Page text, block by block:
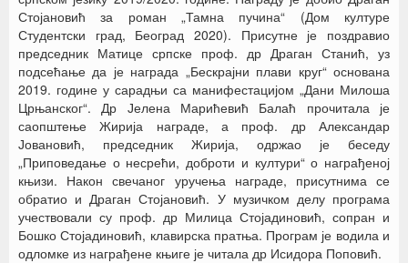
Стојановић за роман „Тамна пучина“ (Дом културе
Студентски град, Београд 2020). Присутне је поздравио
председник Матице српске проф. др Драган Станић, уз
подсећање да је награда „Бескрајни плави круг“ основана
2019. године у сарадњи са манифестацијом „Дани Милоша
Црњанског“. Др Јелена Марићевић Балаћ прочитала је
саопштење Жирија награде, а проф. др Александар
Јовановић, председник Жирија, одржао је беседу
„Приповедање о несрећи, доброти и култури“ о награђеној
књизи. Након свечаног уручења награде, присутнима се
обратио и Драган Стојановић. У музичком делу програма
учествовали су проф. др Милица Стојадиновић, сопран и
Бошко Стојадиновић, клавирска пратња. Програм је водила и
одломке из награђене књиге је читала др Исидора Поповић.